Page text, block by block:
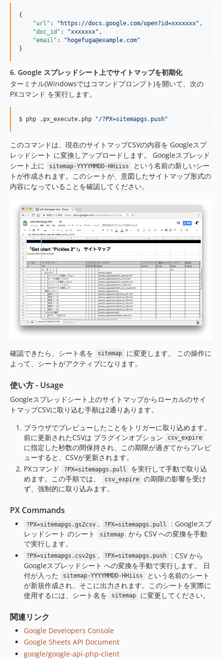
{
"url" : " https://docs.google.com/open?id=xxxxxxx" ,
"doc_id" : "xxxxxxx" ,
"email" : " hogefuga@example.com"
}
6. Google スプレッドシート上でサイトマップを初期化
ターミナル(Windowsではコマンドプロンプト)を開いて、次の
PXコマンド を実行します。
$ php .px_execute.php "/?PX=sitemapgs.push"
このコマンドは、現在のサイトマップCSVの内容を Googleスプ
レッドシート に変換しアップロードします。 Googleスプレッド
シート上に
sitemap-YYYYMMDD-HHiiss
という名前の新しいシー
トが作成されます。このシートが、意図したサイトマップ形式の
内容になっていることを確認してください。
確認できたら、シート名を sitemap
に変更します。 この操作に
よって、シートがアクティブになります。
使い方 - Usage
Googleスプレッドシート上のサイトマップからローカルのサイ
トマップCSVに取り込む手順は2通りあります。
ブラウザでプレビューしたことをトリガーに取り込めます。
前に更新されたCSVは プラグインオプション
csv_expire
に指定した秒数の間保持され、この期限が過ぎてからプレビ
ューすると、CSVが更新されます。
PXコマンド
?PX=sitemapgs.pull
を実行して手動で取り込
めます。この手順では、
csv_expire
の期限の影響を受け
ず、強制的に取り込みます。
PX Commands
?PX=sitemapgs.gs2csv , ?PX=sitemapgs.pull
: Googleスプ
レッドシート のシート
sitemap
から CSV への変換を手動
で実行します。
?PX=sitemapgs.csv2gs , ?PX=sitemapgs.push
: CSV から
Googleスプレッドシート への変換を手動で実行します。 日
付が入った
sitemap-YYYYMMDD-HHiiss
という名前のシート
が新規作成され、そこに出力されます。このシートを実際に
使用するには、シート名を
sitemap に変更してください。
関連リンク
Google Developers Console
Google Sheets API Document
google/google-api-php-client